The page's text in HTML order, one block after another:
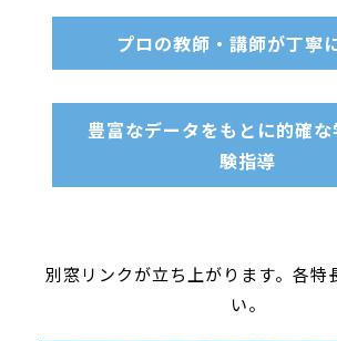
プロの教師・講師が丁寧
豊富なデータをもとに的確
験指導
別窓リンクが立ち上がります。各特
い。